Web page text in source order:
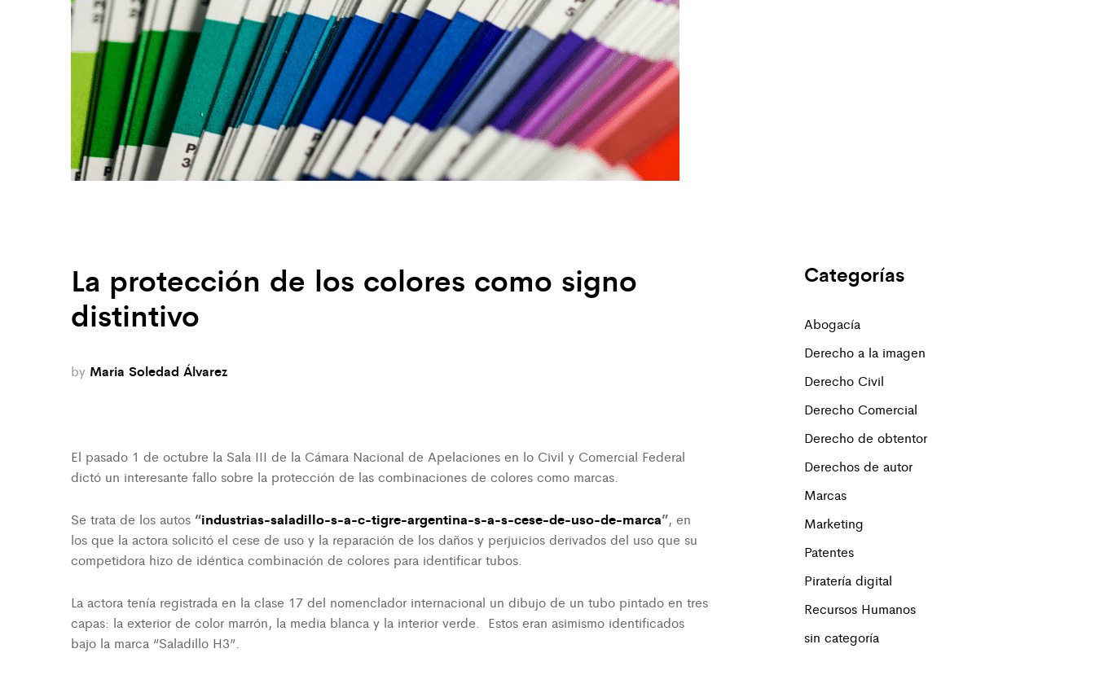
La protección de los colores como signo
distintivo
by Maria Soledad Álvarez
El pasado 1 de octubre la Sala III de la Cámara Nacional de Apelaciones en lo Civil y Comercial Federal
dictó un interesante fallo sobre la protección de las combinaciones de colores como marcas.
Se trata de los autos “industrias-saladillo-s-a-c-tigre-argentina-s-a-s-cese-de-uso-de-marca”, en
los que la actora solicitó el cese de uso y la reparación de los daños y perjuicios derivados del uso que su
competidora hizo de idéntica combinación de colores para identificar tubos.
La actora tenía registrada en la clase 17 del nomenclador internacional un dibujo de un tubo pintado en tres
capas: la exterior de color marrón, la media blanca y la interior verde. Estos eran asimismo identificados
bajo la marca “Saladillo H3”.
Categorías
Abogacía
Derecho a la imagen
Derecho Civil
Derecho Comercial
Derecho de obtentor
Derechos de autor
Marcas
Marketing
Patentes
Piratería digital
Recursos Humanos
sin categoría